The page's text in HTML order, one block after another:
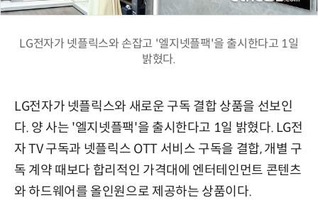
LG전자가 넷플릭스와 손잡고 '엘지넷플팩'을 출시한다고 1일
밝혔다.
LG전자가 넷플릭스와 새로운 구독 결합 상품을 선보인
다. 양 사는 '엘지넷플팩'을 출시한다고 1일 밝혔다. LG전
자 TV 구독과 넷플릭스 OTT 서비스 구독을 결합, 개별 구
독 계약 때보다 합리적인 가격대에 엔터테인먼트 콘텐츠
와 하드웨어를 올인원으로 제공하는 상품이다.